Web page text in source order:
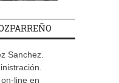
Sanchez.
line en